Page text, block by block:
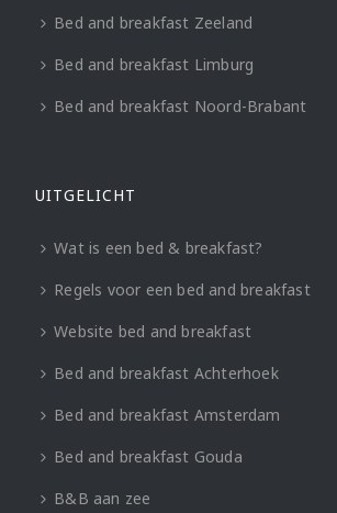
Bed and breakfast Zeeland
Bed and breakfast Limburg
Bed and breakfast Noord-Brabant
UITGELICHT
Wat is een bed & breakfast?
Regels voor een bed and breakfast
Website bed and breakfast
Bed and breakfast Achterhoek
Bed and breakfast Amsterdam
Bed and breakfast Gouda
B&B aan zee